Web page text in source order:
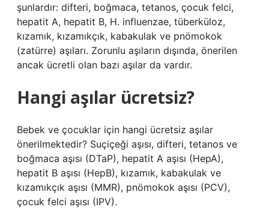
şunlardır: difteri, boğmaca, tetanos, çocuk felci,
hepatit A, hepatit B, H. influenzae, tüberküloz,
kızamık, kızamıkçık, kabakulak ve pnömokok
(zatürre) aşıları. Zorunlu aşıların dışında, önerilen
ancak ücretli olan bazı aşılar da vardır.
Hangi aşılar ücretsiz?
Bebek ve çocuklar için hangi ücretsiz aşılar
önerilmektedir? Suçiçeği aşısı, difteri, tetanos ve
boğmaca aşısı (DTaP), hepatit A aşısı (HepA),
hepatit B aşısı (HepB), kızamık, kabakulak ve
kızamıkçık aşısı (MMR), pnömokok aşısı (PCV),
çocuk felci aşısı (IPV).